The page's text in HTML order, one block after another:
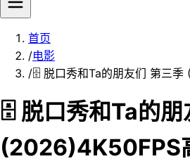
首页
/电影
/🗄 脱口秀和Ta的朋友们 第三季
🗄 脱口秀和Ta的朋
(2026)4K50FPS